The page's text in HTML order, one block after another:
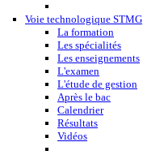
Voie technologique STMG
La formation
Les spécialités
Les enseignements
L'examen
L'étude de gestion
Après le bac
Calendrier
Résultats
Vidéos